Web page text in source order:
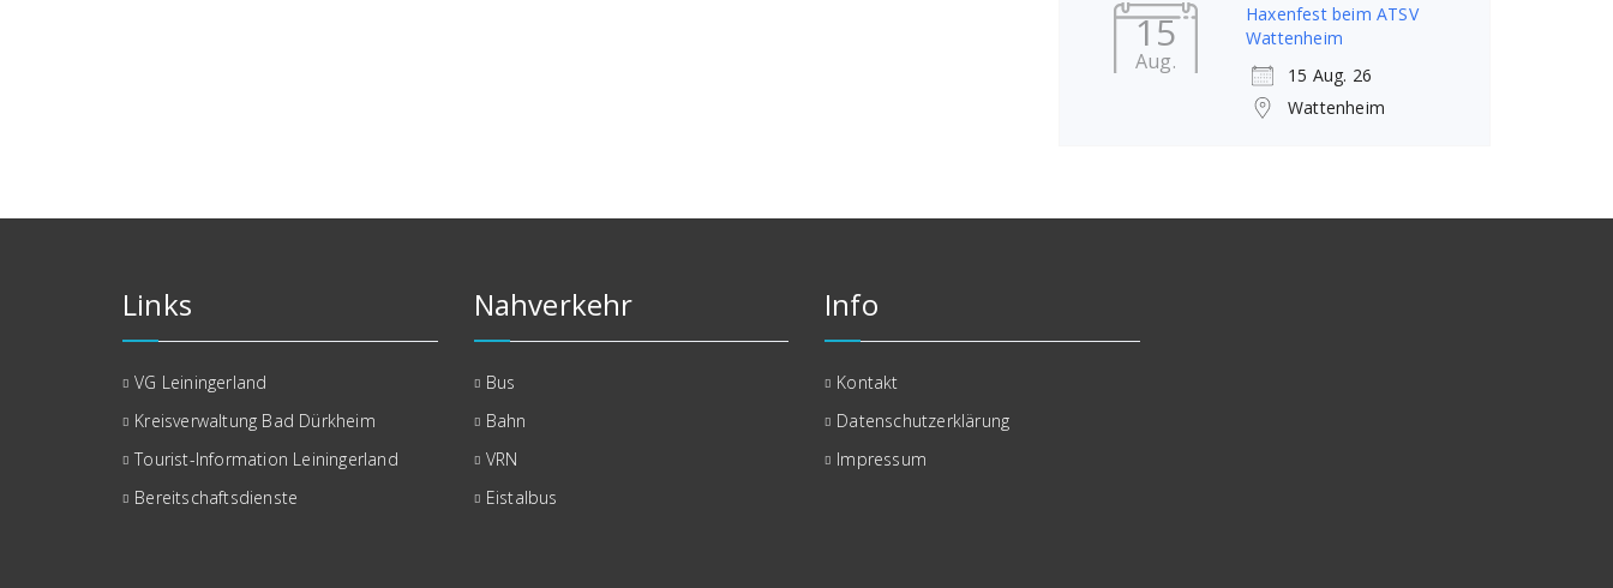
15
Aug.
Haxenfest beim ATSV
Wattenheim
15 Aug. 26
Wattenheim
Links
VG Leiningerland
Kreisverwaltung Bad Dürkheim
Tourist-Information Leiningerland
Bereitschaftsdienste
Nahverkehr
Bus
Bahn
VRN
Eistalbus
Info
Kontakt
Datenschutzerklärung
Impressum